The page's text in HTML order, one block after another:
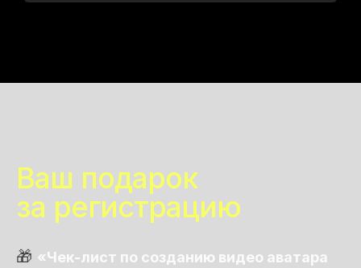
Ваш подарок
за регистрацию
🎁 «Чек-лист по созданию видео аватара